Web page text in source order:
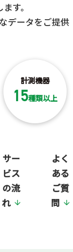
す。
データをご提供
計測機器
15種類以上
サー
ビス
の流
れ
よく
ある
ご質
問